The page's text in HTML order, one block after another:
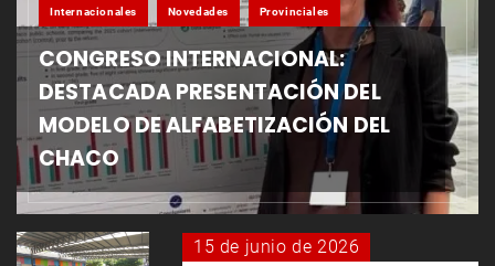
Internacionales Novedades Provinciales
CONGRESO INTERNACIONAL:
DESTACADA PRESENTACIÓN DEL
MODELO DE ALFABETIZACIÓN DEL
CHACO
15 de junio de 2026